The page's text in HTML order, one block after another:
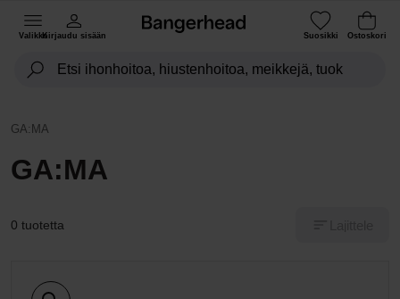
ValikkoKirjaudu sisään Suosikki Ostoskori
GA:MA
GA:MA
0 tuotetta